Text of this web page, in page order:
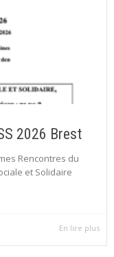
2026 Brest
Rencontres du
et Solidaire
En lire plus